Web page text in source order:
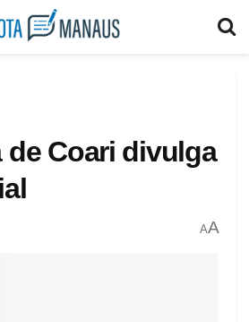
de Coari divulga
AA